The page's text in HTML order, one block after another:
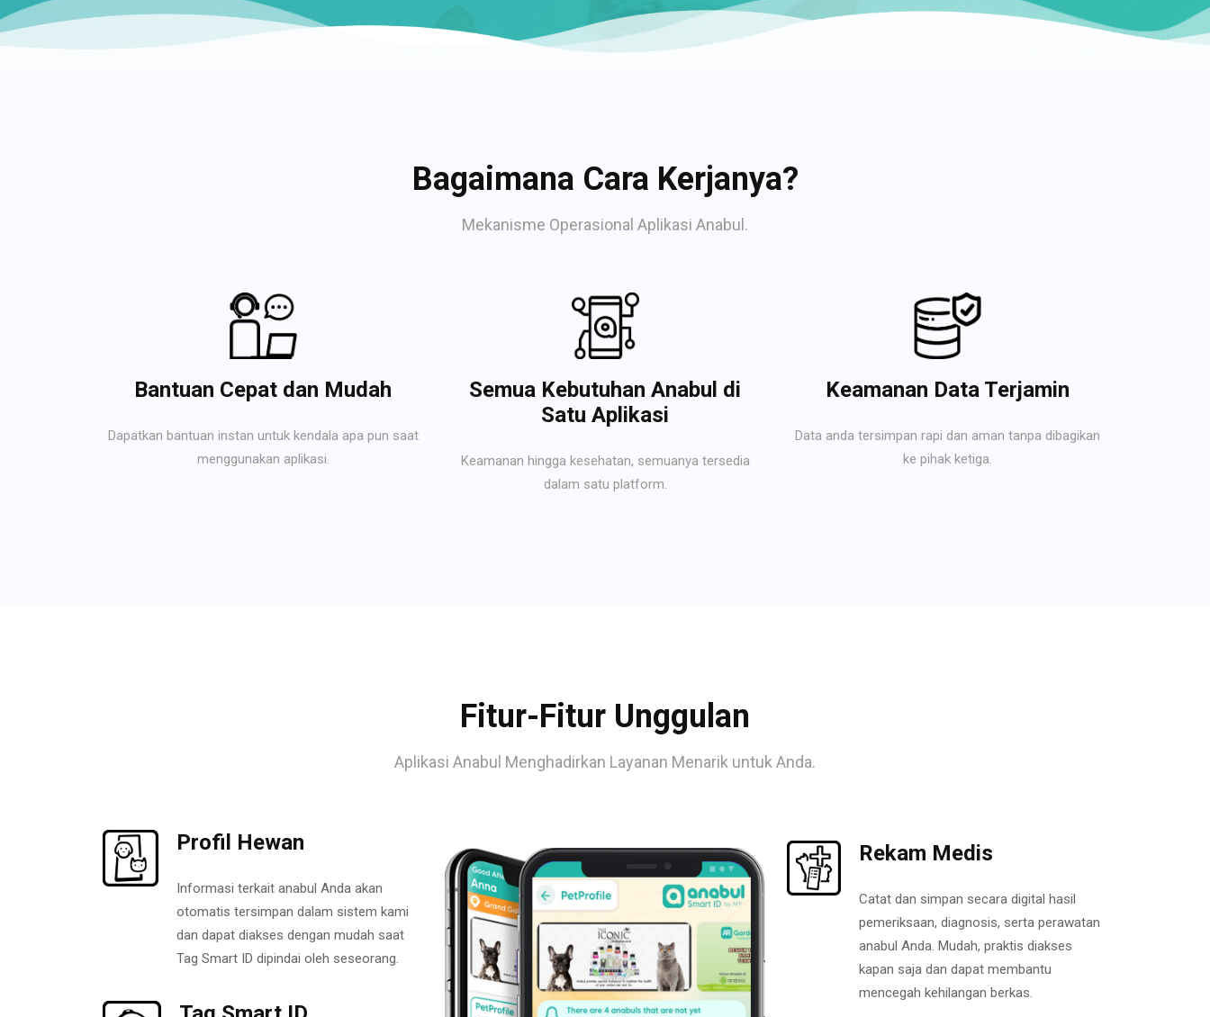
Bagaimana Cara Kerjanya?
Mekanisme Operasional Aplikasi Anabul.
Bantuan Cepat dan Mudah
Dapatkan bantuan instan untuk kendala apa pun saat
menggunakan aplikasi.
Semua Kebutuhan Anabul di
Satu Aplikasi
Keamanan hingga kesehatan, semuanya tersedia
dalam satu platform.
Keamanan Data Terjamin
Data anda tersimpan rapi dan aman tanpa dibagikan
ke pihak ketiga.
Fitur-Fitur Unggulan
Aplikasi Anabul Menghadirkan Layanan Menarik untuk Anda.
Profil Hewan
Informasi terkait anabul Anda akan
otomatis tersimpan dalam sistem kami
dan dapat diakses dengan mudah saat
Tag Smart ID dipindai oleh seseorang.
Rekam Medis
Catat dan simpan secara digital hasil
pemeriksaan, diagnosis, serta perawatan
anabul Anda. Mudah, praktis diakses
kapan saja dan dapat membantu
mencegah kehilangan berkas.